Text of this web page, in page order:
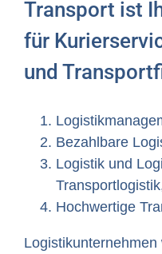
Transport ist
für
und
Bezahlbare
Logistik und
Hochwertige